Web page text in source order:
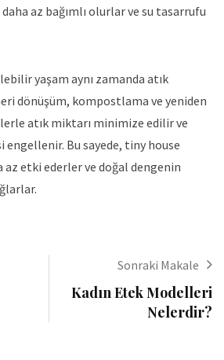
az bağımlı olurlar ve su tasarrufu
yaşam aynı zamanda atık
dönüşüm, kompostlama ve yeniden
atık miktarı minimize edilir ve
engellenir. Bu sayede, tiny house
az etki ederler ve doğal dengenin
Sonraki Makale
Kadın Etek Modelleri
Nelerdir?